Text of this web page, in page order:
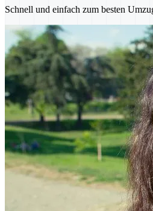
Schnell und einfach zum besten